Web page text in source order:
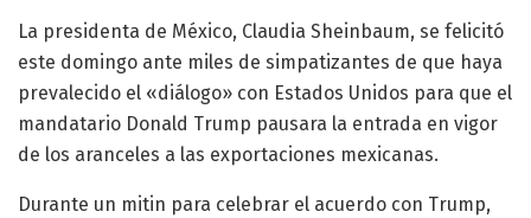
La presidenta de México, Claudia Sheinbaum, se felicitó
este domingo ante miles de simpatizantes de que haya
prevalecido el «diálogo» con Estados Unidos para que el
mandatario Donald Trump pausara la entrada en vigor
de los aranceles a las exportaciones mexicanas.
Durante un mitin para celebrar el acuerdo con Trump,